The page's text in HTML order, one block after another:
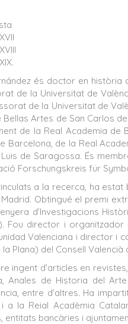
és doctor en història
de la Universitat de
de la Universitat de
Bellas Artes de San Carlos
de la Real Academia de
Barcelona, de la Real
de Saragossa. És
Forschungskreis für
a la recerca, ha
Obtingué el premi
d’Investigacions
Fou director i
Valenciana i director i
Plana) del Consell
ingent d’articles en
Anales de Historia del
entre d’altres. Ha
a la Reial Acadèmia
entitats bancàries i